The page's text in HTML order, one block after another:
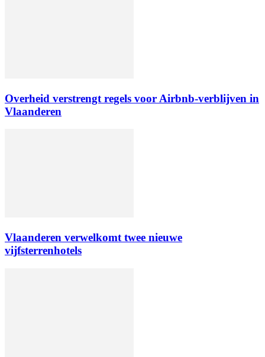
Overheid verstrengt regels voor Airbnb-verblijven in
Vlaanderen
Vlaanderen verwelkomt twee nieuwe
vijfsterrenhotels